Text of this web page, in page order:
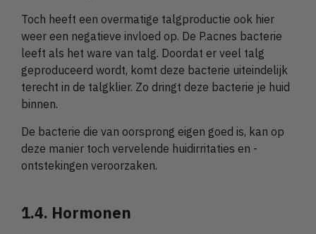
Toch heeft een overmatige talgproductie ook hier
weer een negatieve invloed op. De P.acnes bacterie
leeft als het ware van talg. Doordat er veel talg
geproduceerd wordt, komt deze bacterie uiteindelijk
terecht in de talgklier. Zo dringt deze bacterie je huid
binnen.
De bacterie die van oorsprong eigen goed is, kan op
deze manier toch vervelende huidirritaties en -
ontstekingen veroorzaken.
1.4. Hormonen